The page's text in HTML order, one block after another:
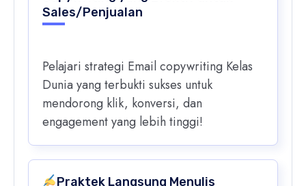
Sales/Penjualan
Pelajari strategi Email copywriting Kelas
Dunia yang terbukti sukses untuk
mendorong klik, konversi, dan
engagement yang lebih tinggi!
Praktek Langsung Menulis